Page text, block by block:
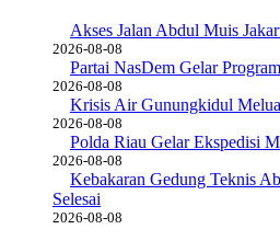
Akses Jalan Abdul Muis
2026-08-08
Partai NasDem Gelar
2026-08-08
Krisis Air Gunungkidul
2026-08-08
Polda Riau Gelar Ekspedisi
2026-08-08
Kebakaran Gedung Teknis
Selesai
2026-08-08